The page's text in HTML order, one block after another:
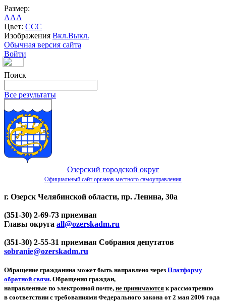
Размер:
AAA
Цвет: CCC
Изображения Вкл.Выкл.
Обычная версия сайта
Войти
Поиск
Все результаты
Озерский городской округ
Официальный сайт органов местного самоуправления
г. Озерск Челябинской области, пр. Ленина, 30а
(351-30) 2-69-73 приемная
Главы округа all@ozerskadm.ru
(351-30) 2-55-31 приемная Собрания депутатов
sobranie@ozerskadm.ru
Обращение гражданина может быть направлено через Платформу
обратной связи. Обращения граждан,
направленные по электронной почте, не принимаются к рассмотрению
в соответствии с требованиями Федерального закона от 2 мая 2006 года